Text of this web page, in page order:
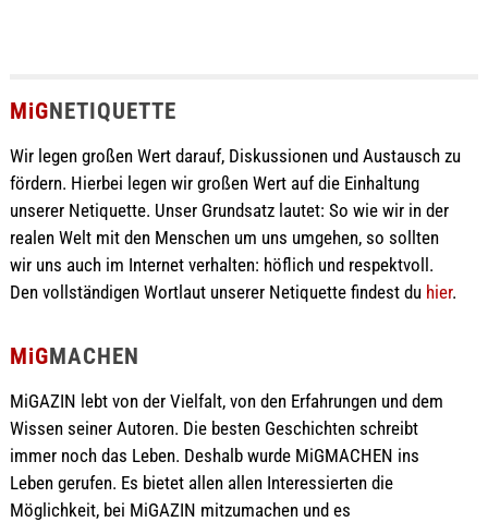
MiGNETIQUETTE
Wir legen großen Wert darauf, Diskussionen und Austausch zu
fördern. Hierbei legen wir großen Wert auf die Einhaltung
unserer Netiquette. Unser Grundsatz lautet: So wie wir in der
realen Welt mit den Menschen um uns umgehen, so sollten
wir uns auch im Internet verhalten: höflich und respektvoll.
Den vollständigen Wortlaut unserer Netiquette findest du hier.
MiGMACHEN
MiGAZIN lebt von der Vielfalt, von den Erfahrungen und dem
Wissen seiner Autoren. Die besten Geschichten schreibt
immer noch das Leben. Deshalb wurde MiGMACHEN ins
Leben gerufen. Es bietet allen allen Interessierten die
Möglichkeit, bei MiGAZIN mitzumachen und es